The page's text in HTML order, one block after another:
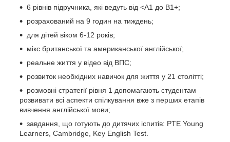
6 рівнів підручника, які ведуть від <А1 до B1+;
розрахований на 9 годин на тиждень;
для дітей віком 6-12 років;
мікс британської та американської англійської;
реальне життя у відео від ВПС;
розвиток необхідних навичок для життя у 21 столітті;
розмовні стратегії рівня 1 допомагають студентам
розвивати всі аспекти спілкування вже з перших етапів
вивчення англійської мови;
завдання, що готують до дитячих іспитів: PTE Young
Learners, Cambridge, Key English Test.